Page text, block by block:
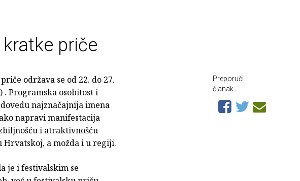
priče
održava se od 22. do 27.
Programska osobitost i
najznačajnija imena
napravi manifestacija
i atraktivnošću
a možda i u regiji.
je i festivalskim se
Preporuči
članak